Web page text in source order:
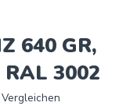
640 GR,
RAL 3002
Vergleichen